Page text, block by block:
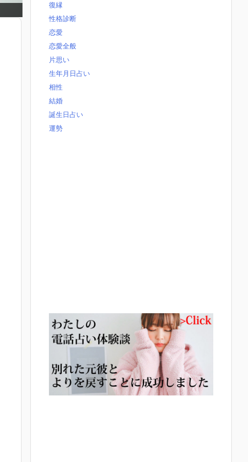
無料恋愛占いまとめ
復縁
性格診断
恋愛
恋愛全般
片思い
生年月日占い
相性
結婚
誕生日占い
運勢